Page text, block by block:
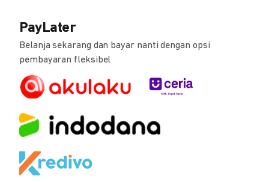
PayLater
Belanja sekarang dan bayar nanti dengan opsi
pembayaran fleksibel